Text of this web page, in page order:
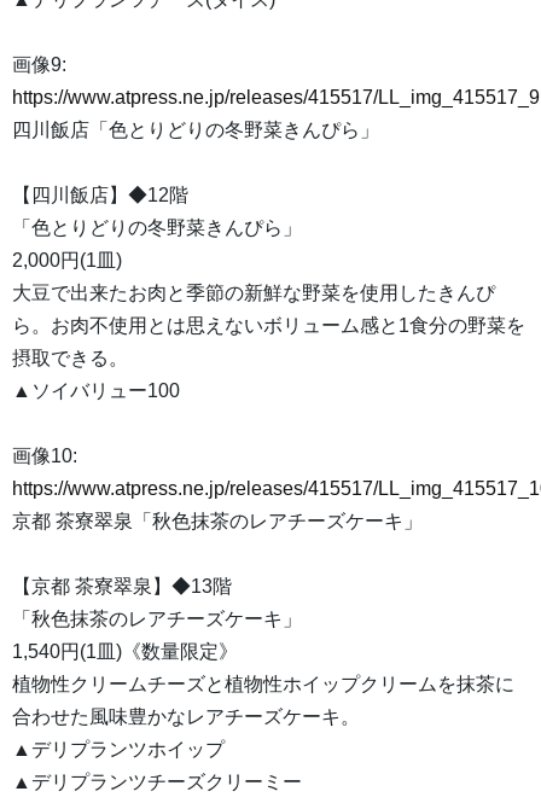
画像9:
https://www.atpress.ne.jp/releases/415517/
四川飯店「色とりどりの冬野菜きんぴら」
【四川飯店】◆12階
「色とりどりの冬野菜きんぴら」
2,000円(1皿)
大豆で出来たお肉と季節の新鮮な野菜を使用したきんぴ
ら。お肉不使用とは思えないボリューム感と1食分の野菜を
摂取できる。
▲ソイバリュー100
画像10:
https://www.atpress.ne.jp/releases/415517/
京都 茶寮翠泉「秋色抹茶のレアチーズケーキ」
【京都 茶寮翠泉】◆13階
「秋色抹茶のレアチーズケーキ」
1,540円(1皿)《数量限定》
植物性クリームチーズと植物性ホイップクリームを抹茶に
合わせた風味豊かなレアチーズケーキ。
▲デリプランツホイップ
▲デリプランツチーズクリーミー